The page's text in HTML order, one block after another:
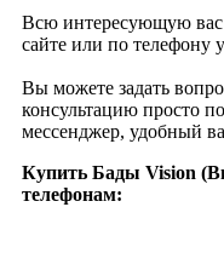
Всю интересующую
сайте или по телефону
Вы можете задать
консультацию просто
мессенджер, удобный
Купить Бады Vision
телефонам: